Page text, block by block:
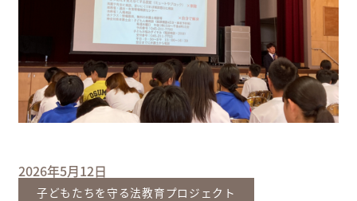
2026年5月12日
子どもたちを守る法教育プロジェクト